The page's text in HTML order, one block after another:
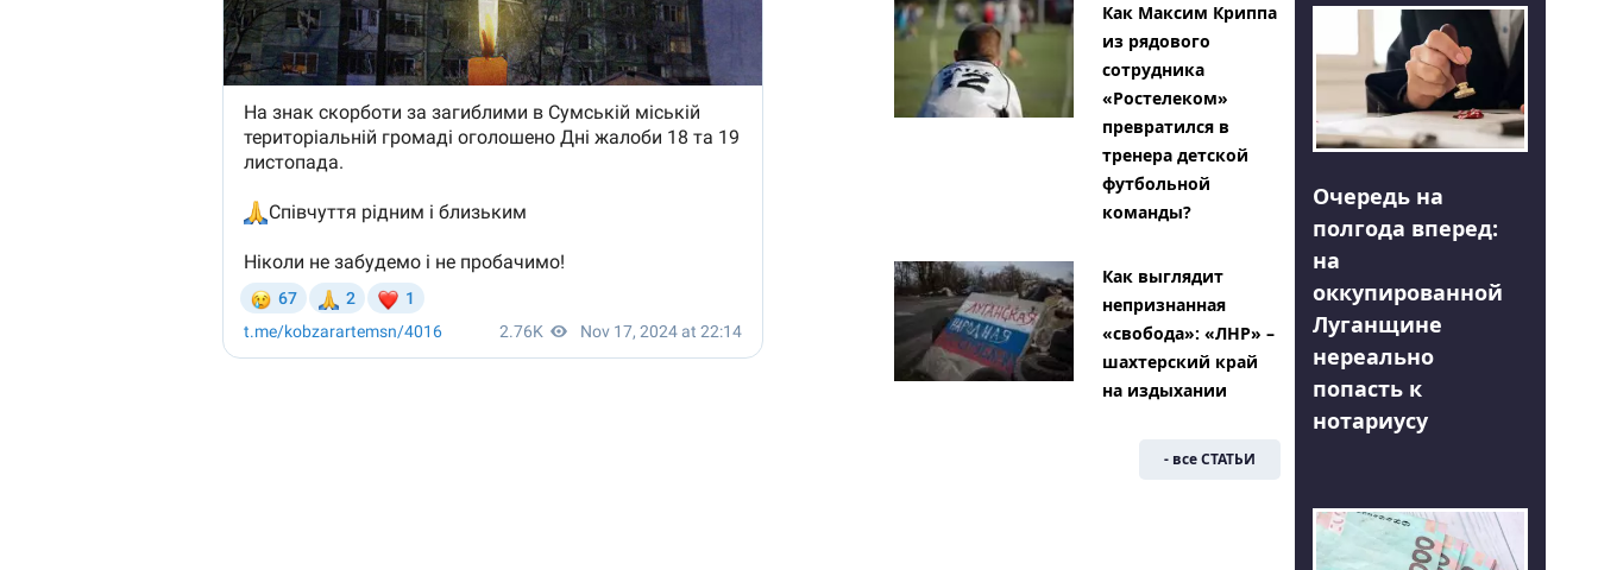
Как Максим Криппа
из рядового
сотрудника
«Ростелеком»
превратился в
тренера детской
футбольной
команды?
Как выглядит
непризнанная
«свобода»: «ЛНР» –
шахтерский край
на издыхании
- все СТАТЬИ
Очередь на
полгода вперед:
на
оккупированной
Луганщине
нереально
попасть к
нотариусу